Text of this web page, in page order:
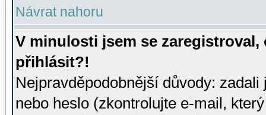
Návrat nahoru
V minulosti jsem se
přihlásit?!
Nejpravděpodobnější důvody:
nebo heslo (zkontrolujte e-mail,